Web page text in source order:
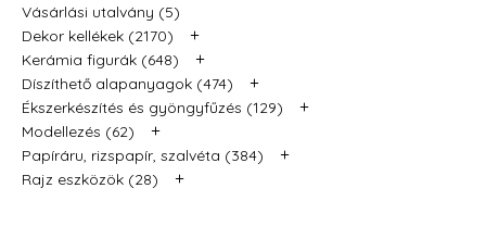
Vásárlási utalvány (5)
Dekor kellékek (2170)
+
Kerámia figurák (648) +
Díszíthető alapanyagok (474) +
Ékszerkészítés és gyöngyfűzés (129) +
Modellezés (62) +
Papíráru, rizspapír, szalvéta (384) +
Rajz eszközök (28) +